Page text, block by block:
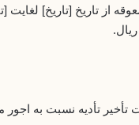
از تاریخ [تاریخ]